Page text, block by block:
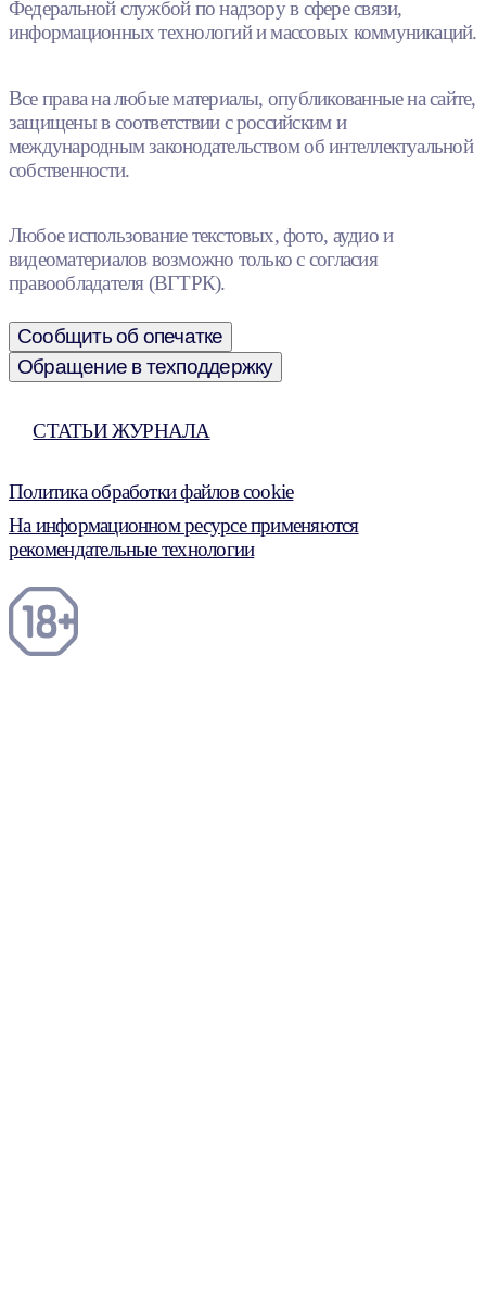
Федеральной службой по надзору в сфере связи,
информационных технологий и массовых коммуникаций.
Все права на любые материалы, опубликованные на сайте,
защищены в соответствии с российским и
международным законодательством об интеллектуальной
собственности.
Любое использование текстовых, фото, аудио и
видеоматериалов возможно только с согласия
правообладателя (ВГТРК).
Сообщить об опечатке
Обращение в техподдержку
СТАТЬИ ЖУРНАЛА
Политика обработки файлов cookie
На информационном ресурсе применяются
рекомендательные технологии